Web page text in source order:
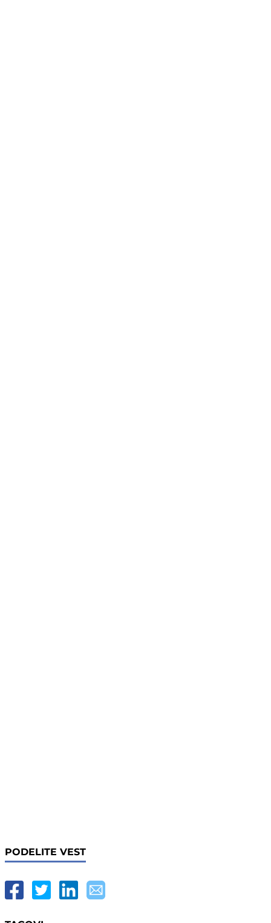
PODELITE VEST